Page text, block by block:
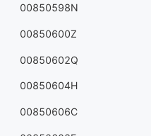
00850598N
00850600Z
00850602Q
00850604H
00850606C